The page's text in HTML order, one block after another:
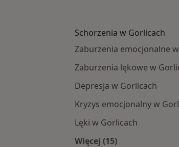
Schorzenia w Gorlicach
Zaburzenia emocjonalne
Zaburzenia lękowe w
Depresja w Gorlicach
Kryzys emocjonalny w
Lęki w Gorlicach
Więcej (15)